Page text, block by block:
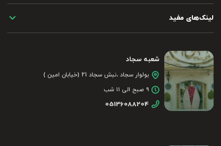
لینک‌های مفید
شعبه سجاد
بولوار سجاد ،نبش سجاد 21 (خیابان امین )
۹ صبح الی ۱۱ شب
05136088204